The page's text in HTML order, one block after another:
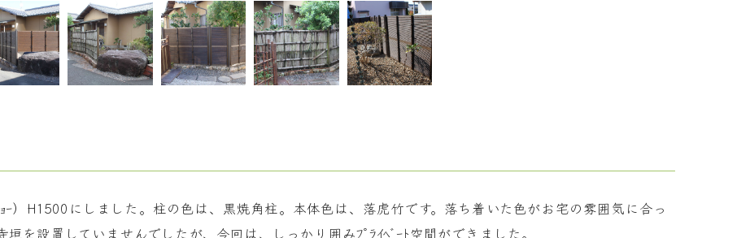
ｰ）H1500にしました。柱の色は、黒焼角柱。本体色は、落虎竹です。落ち着いた色がお宅の雰囲気に合っ
を設置していませんでしたが、今回は、しっかり囲みﾌﾟﾗｲﾍﾞｰﾄ空間ができました。